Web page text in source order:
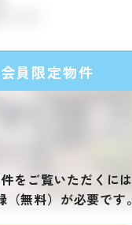
会員限定物件
をご覧いただくには
（無料）が必要です。